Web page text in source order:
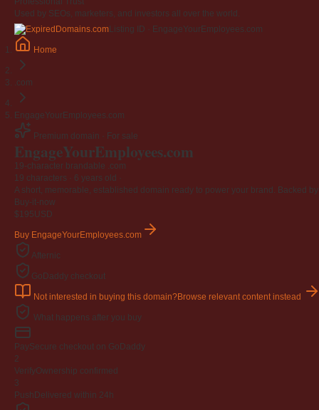
Used by SEOs, marketers, and investors all over the world.
Listing ID · EngageYourEmployees.com
Home
.com
EngageYourEmployees.com
Premium domain · For sale
EngageYourEmployees.com
19-character brandable .com
19 characters · 6 years old
A short, memorable, established domain ready to power your brand. Backed
Buy-it-now
$195USD
Buy EngageYourEmployees.com
Afternic
GoDaddy checkout
Not interested in buying this domain?Browse relevant content instead
What happens after you buy
PaySecure checkout on GoDaddy
2
VerifyOwnership confirmed
3
Push Delivered within 24h